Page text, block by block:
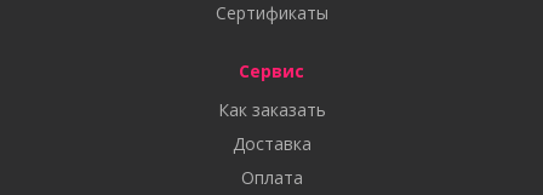
Сертификаты
Сервис
Как заказать
Доставка
Оплата